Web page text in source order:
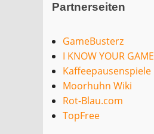
Partnerseiten
GameBusterz
I KNOW YOUR GAME
Kaffeepausenspiele
Moorhuhn Wiki
Rot-Blau.com
TopFree